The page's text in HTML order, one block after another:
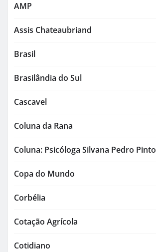
AMP
Assis Chateaubriand
Brasil
Brasilândia do Sul
Cascavel
Coluna da Rana
Coluna: Psicóloga Silvana Pedro Pinto
Copa do Mundo
Corbélia
Cotação Agrícola
Cotidiano